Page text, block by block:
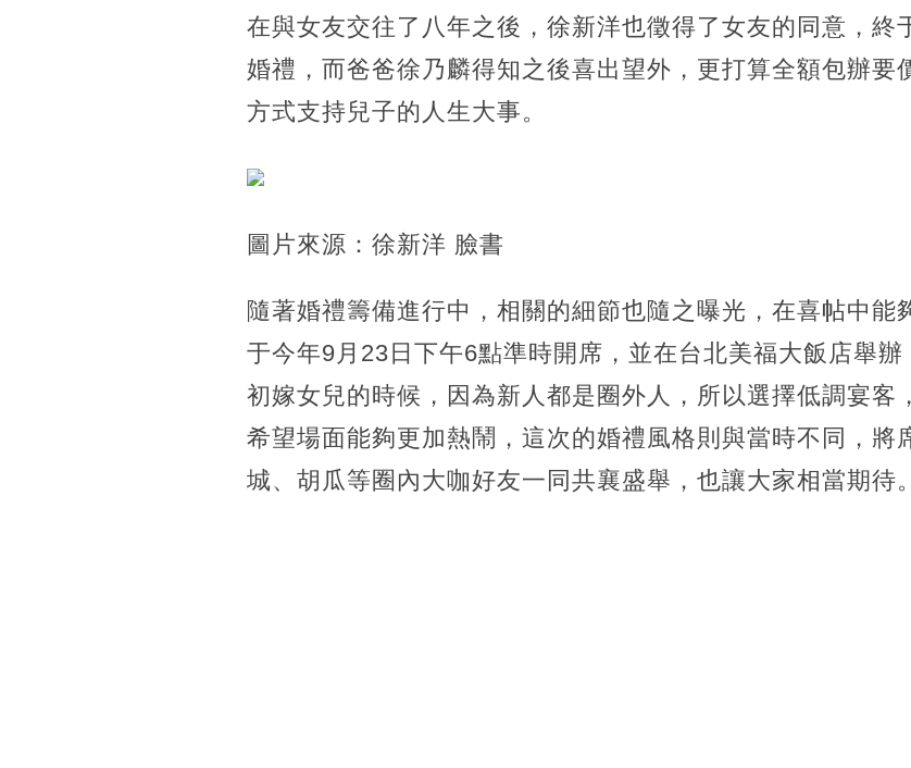
在與女友交往了八年之後，徐新洋也徵得了女友的同意，終
婚禮，而爸爸徐乃麟得知之後喜出望外，更打算全額包辦要
方式支持兒子的人生大事。
圖片來源：徐新洋 臉書
隨著婚禮籌備進行中，相關的細節也隨之曝光，在喜帖中能
于今年9月23日下午6點準時開席，並在台北美福大飯店舉
初嫁女兒的時候，因為新人都是圈外人，所以選擇低調宴客
希望場面能夠更加熱鬧，這次的婚禮風格則與當時不同，將
城、胡瓜等圈內大咖好友一同共襄盛舉，也讓大家相當期待。